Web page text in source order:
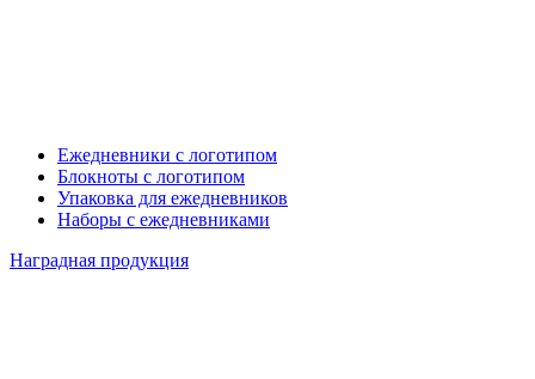
Ежедневники с логотипом
Блокноты с логотипом
Упаковка для ежедневников
Наборы с ежедневниками
Наградная продукция